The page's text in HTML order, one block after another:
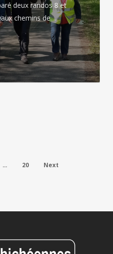
deux randos 8 et
chemins de…
… 20 Next